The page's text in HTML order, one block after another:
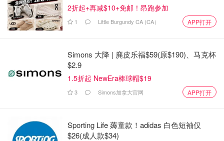
2折起+再减$10+免邮！昂跑参加
1 Little Burgundy CA (CA） APP打开
Simons 大降 | 麂皮乐福$59(原$190)、马克杯
$2.9
1.5折起 NewEra棒球帽$19
3 Simons加拿大官网 APP打开
Sporting Life 薅童款！adidas 白色短袖仅
$26(成人款$34)